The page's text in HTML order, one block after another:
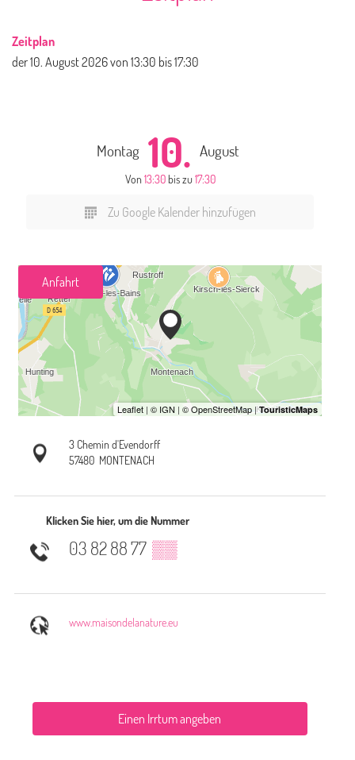
Zeitplan
der10. August 2026von 13:30 bis 17:30
Montag 10. August
Von 13:30bis zu17:30
Zu Google Kalender hinzufügen
Anfahrt
3 Chemin d'Evendorff
57480 MONTENACH
Klicken Sie hier, um die Nummer
03 82 88 77 ▒▒
www.maisondelanature.eu
Einen Irrtum angeben